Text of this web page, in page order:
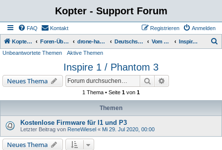
Kopter - Support Forum
FAQ Kontakt Anmelden
Registrieren
Kopter Support - von Anwendern für Anwender. Foren-Übersicht drone-hacks (dji) Deutschsprachiger Bereich - https://drone-hacks.com/ Vom Kopter Model abhängig Inspire 1 / Phantom 3
Unbeantwortete Themen Aktive Themen
Inspire 1 / Phantom 3
Neues Thema Suche
1 Thema • Seite 1 von 1
Themen
Kostenlose Firmware für I1 und P3
Letzter Beitrag von ReneWiesel « Mi 29. Jul 2020, 00:00
Neues Thema